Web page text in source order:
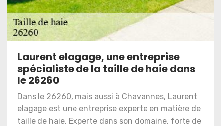
Laurent elagage, une entreprise
spécialiste de la taille de haie dans
le 26260
Dans le 26260, mais aussi à Chavannes, Laurent
elagage est une entreprise experte en matière de
taille de haie. Experte dans son domaine, forte de